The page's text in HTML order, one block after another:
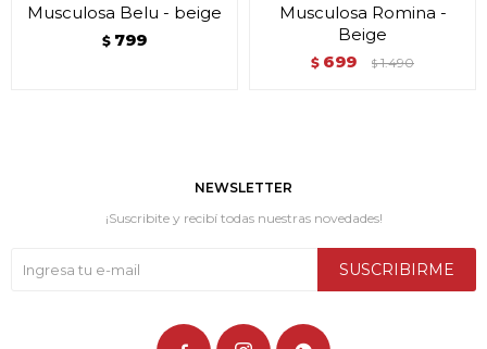
Musculosa Belu - beige
$ 799
Musculosa Romina -
Beige
$ 699 $ 1.490
NEWSLETTER
¡Suscribite y recibí todas nuestras novedades!
SUSCRIBIRME